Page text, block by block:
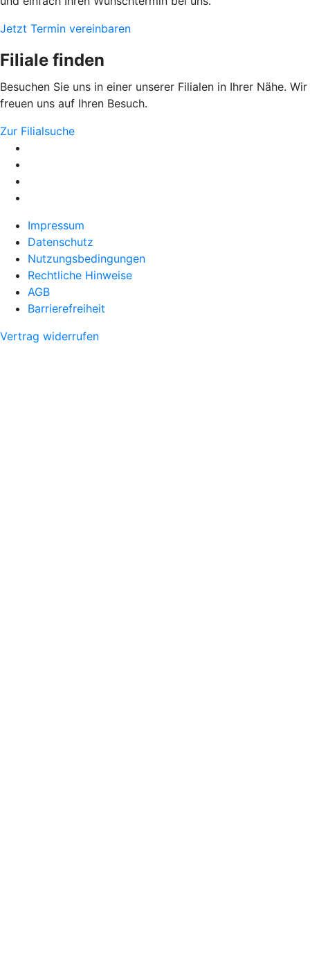
Jetzt Termin vereinbaren
Filiale finden
Besuchen Sie uns in einer unserer Filialen in Ihrer Nähe. Wir
freuen uns auf Ihren Besuch.
Zur Filialsuche
Impressum
Datenschutz
Nutzungsbedingungen
Rechtliche Hinweise
AGB
Barrierefreiheit
Vertrag widerrufen